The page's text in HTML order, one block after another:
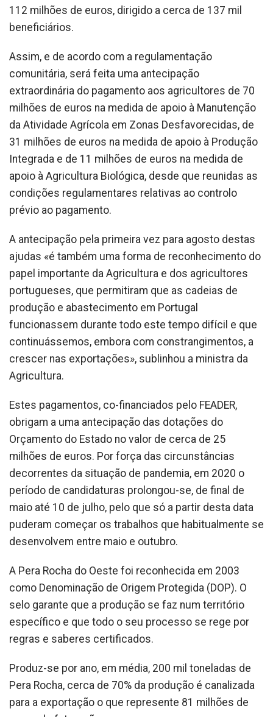
112 milhões de euros, dirigido a cerca de 137 mil
beneficiários.
Assim, e de acordo com a regulamentação
comunitária, será feita uma antecipação
extraordinária do pagamento aos agricultores de 70
milhões de euros na medida de apoio à Manutenção
da Atividade Agrícola em Zonas Desfavorecidas, de
31 milhões de euros na medida de apoio à Produção
Integrada e de 11 milhões de euros na medida de
apoio à Agricultura Biológica, desde que reunidas as
condições regulamentares relativas ao controlo
prévio ao pagamento.
A antecipação pela primeira vez para agosto destas
ajudas «é também uma forma de reconhecimento do
papel importante da Agricultura e dos agricultores
portugueses, que permitiram que as cadeias de
produção e abastecimento em Portugal
funcionassem durante todo este tempo difícil e que
continuássemos, embora com constrangimentos, a
crescer nas exportações», sublinhou a ministra da
Agricultura.
Estes pagamentos, co-financiados pelo FEADER,
obrigam a uma antecipação das dotações do
Orçamento do Estado no valor de cerca de 25
milhões de euros. Por força das circunstâncias
decorrentes da situação de pandemia, em 2020 o
período de candidaturas prolongou-se, de final de
maio até 10 de julho, pelo que só a partir desta data
puderam começar os trabalhos que habitualmente se
desenvolvem entre maio e outubro.
A Pera Rocha do Oeste foi reconhecida em 2003
como Denominação de Origem Protegida (DOP). O
selo garante que a produção se faz num território
específico e que todo o seu processo se rege por
regras e saberes certificados.
Produz-se por ano, em média, 200 mil toneladas de
Pera Rocha, cerca de 70% da produção é canalizada
para a exportação o que represente 81 milhões de